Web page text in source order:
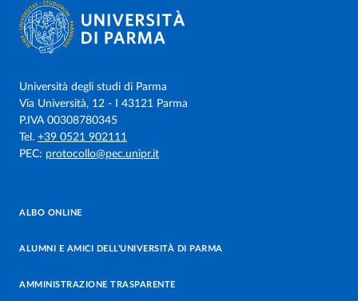
Università degli studi di Parma
Via Università, 12 - I 43121 Parma
P.IVA 00308780345
Tel. +39 0521 902111
PEC: protocollo@pec.unipr.it
ALBO ONLINE
ALUMNI E AMICI DELL’UNIVERSITÀ DI PARMA
AMMINISTRAZIONE TRASPARENTE